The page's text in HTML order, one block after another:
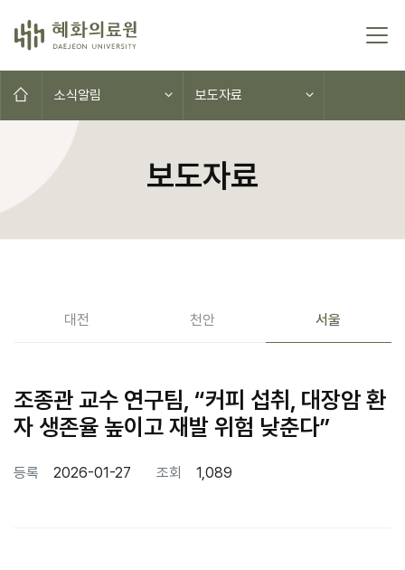
콘텐츠로 이동
홈으로소식알림 보도자료
보도자료
공지사항(대전,천안,서울)
대전 천안 서울
조종관 교수 연구팀, “커피 섭취, 대장암 환
자 생존율 높이고 재발 위험 낮춘다”
등록 2026-01-27 조회 1,089